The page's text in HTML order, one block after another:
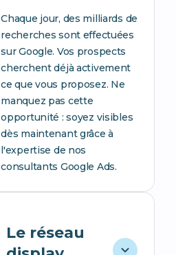
Chaque jour, des milliards de
recherches sont effectuées
sur Google. Vos prospects
cherchent déjà activement
ce que vous proposez. Ne
manquez pas cette
opportunité : soyez visibles
dès maintenant grâce à
l'expertise de nos
consultants Google Ads.
Le réseau